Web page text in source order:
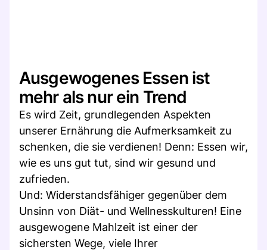
Ausgewogenes Essen ist
mehr als nur ein Trend
Es wird Zeit, grundlegenden Aspekten
unserer Ernährung die Aufmerksamkeit zu
schenken, die sie verdienen! Denn: Essen wir,
wie es uns gut tut, sind wir gesund und
zufrieden.
Und: Widerstandsfähiger gegenüber dem
Unsinn von Diät- und Wellnesskulturen! Eine
ausgewogene Mahlzeit ist einer der
sichersten Wege, viele Ihrer